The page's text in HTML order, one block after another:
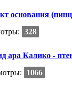
основания
328
ара Калико -
1066